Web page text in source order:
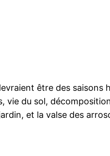
être des saisons
vie du sol,
et la valse des